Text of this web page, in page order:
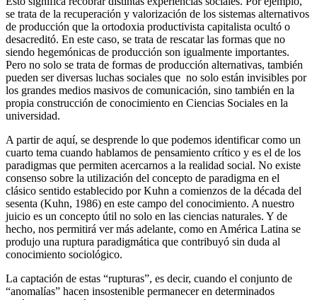
se trata de la recuperación y valorización de los sistemas alternativos
de producción que la ortodoxia productivista capitalista ocultó o
desacreditó. En este caso, se trata de rescatar las formas que no
siendo hegemónicas de producción son igualmente importantes.
Pero no solo se trata de formas de producción alternativas, también
pueden ser diversas luchas sociales que no solo están invisibles por
los grandes medios masivos de comunicación, sino también en la
propia construcción de conocimiento en Ciencias Sociales en la
universidad.
A partir de aquí, se desprende lo que podemos identificar como un
cuarto tema cuando hablamos de pensamiento crítico y es el de los
paradigmas que permiten acercarnos a la realidad social. No existe
consenso sobre la utilización del concepto de paradigma en el
clásico sentido establecido por Kuhn a comienzos de la década del
sesenta (Kuhn, 1986) en este campo del conocimiento. A nuestro
juicio es un concepto útil no solo en las ciencias naturales. Y de
hecho, nos permitirá ver más adelante, como en América Latina se
produjo una ruptura paradigmática que contribuyó sin duda al
conocimiento sociológico.
La captación de estas “rupturas”, es decir, cuando el conjunto de
“anomalías” hacen insostenible permanecer en determinados